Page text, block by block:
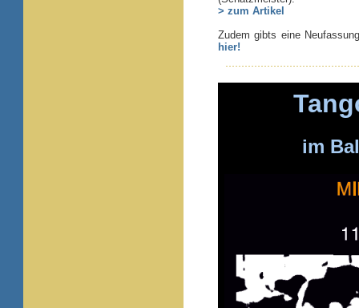
> zum Artikel
Zudem gibts eine
hier!
im